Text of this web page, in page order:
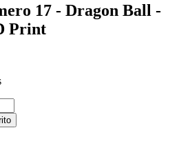
17 - Dragon Ball -
Print